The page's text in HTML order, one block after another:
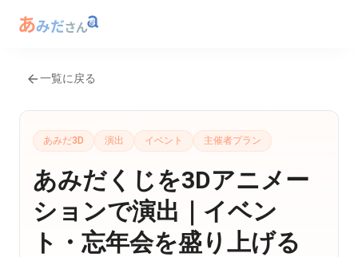
一覧に戻る
あみだ3D 演出 イベント 主催者プラン
あみだくじを3Dアニメー
ションで演出｜イベン
ト・忘年会を盛り上げる